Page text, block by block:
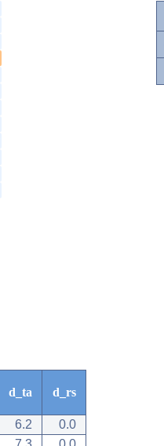
d_ta d_rs
6.2
0.0